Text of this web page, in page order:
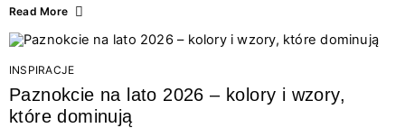
doświadczenia wakacji – od spontanicznych wyjazdów, przez
Motywem przewodnim jest eksplorowanie i kolekcjonowanie
letnich momentów. Z tej okazji przygotowaliśmy coś absolutnie
wyjątkowego: wielki konkurs z wakacje.pl oraz dawkę
najgorętszych trendów w...
Read More
INSPIRACJE
Paznokcie na lato 2026 – kolory i wzory,
które dominują